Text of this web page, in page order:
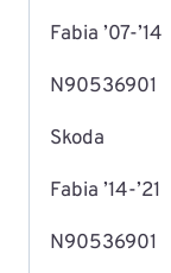
Fabia ’07-’14
N90536901
Skoda
Fabia ’14-’21
N90536901